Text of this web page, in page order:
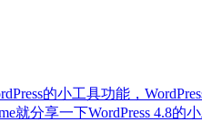
的小工具功能，
分享一下WordPress 4.8的